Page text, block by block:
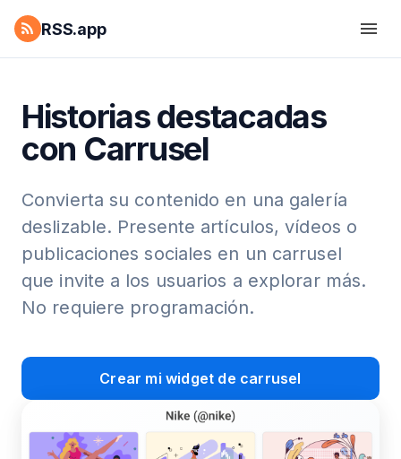
RSS.app
Historias destacadas
con Carrusel
Convierta su contenido en una galería
deslizable. Presente artículos, vídeos o
publicaciones sociales en un carrusel
que invite a los usuarios a explorar más.
No requiere programación.
Crear mi widget de carrusel